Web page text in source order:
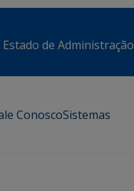
de Administração
ConoscoSistemas